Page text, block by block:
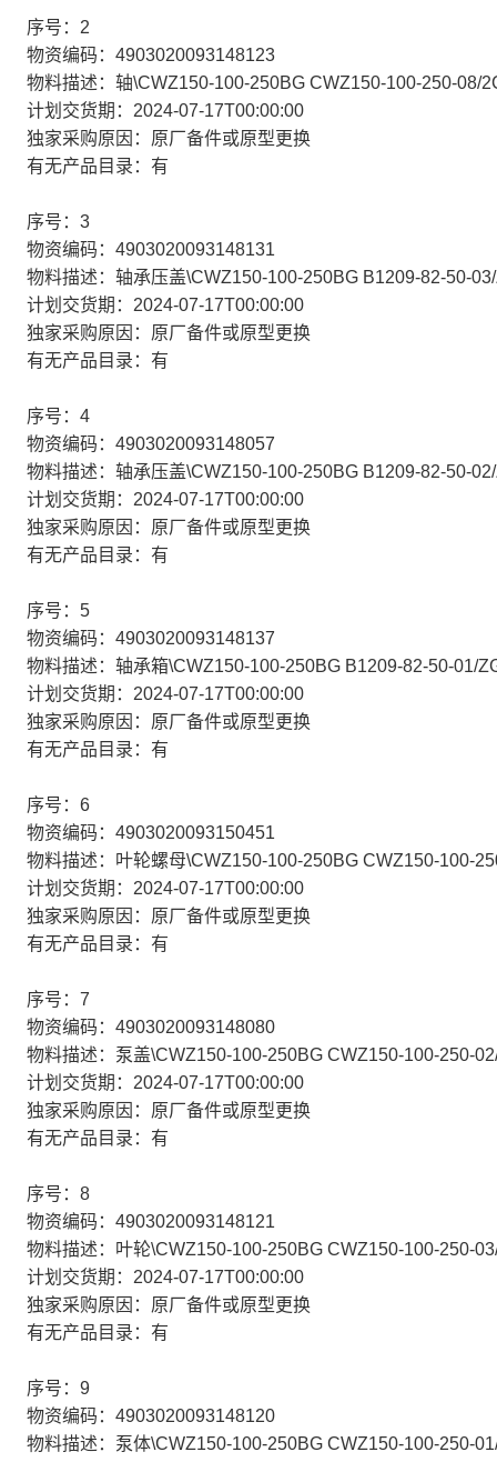
序号：2
物资编码：4903020093148123
物料描述：轴\CWZ150-100-250BG CWZ150-100-250-08/
计划交货期：2024-07-17T00:00:00
独家采购原因：原厂备件或原型更换
有无产品目录：有
序号：3
物资编码：4903020093148131
物料描述：轴承压盖\CWZ150-100-250BG B1209-82-50-
计划交货期：2024-07-17T00:00:00
独家采购原因：原厂备件或原型更换
有无产品目录：有
序号：4
物资编码：4903020093148057
物料描述：轴承压盖\CWZ150-100-250BG B1209-82-50-
计划交货期：2024-07-17T00:00:00
独家采购原因：原厂备件或原型更换
有无产品目录：有
序号：5
物资编码：4903020093148137
物料描述：轴承箱\CWZ150-100-250BG B1209-82-50-01/
计划交货期：2024-07-17T00:00:00
独家采购原因：原厂备件或原型更换
有无产品目录：有
序号：6
物资编码：4903020093150451
物料描述：叶轮螺母\CWZ150-100-250BG CWZ150-100-
计划交货期：2024-07-17T00:00:00
独家采购原因：原厂备件或原型更换
有无产品目录：有
序号：7
物资编码：4903020093148080
物料描述：泵盖\CWZ150-100-250BG CWZ150-100-250-
计划交货期：2024-07-17T00:00:00
独家采购原因：原厂备件或原型更换
有无产品目录：有
序号：8
物资编码：4903020093148121
物料描述：叶轮\CWZ150-100-250BG CWZ150-100-250-
计划交货期：2024-07-17T00:00:00
独家采购原因：原厂备件或原型更换
有无产品目录：有
序号：9
物资编码：4903020093148120
物料描述：泵体\CWZ150-100-250BG CWZ150-100-250-